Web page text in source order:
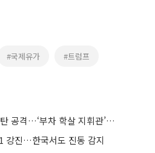
#국제유가 #트럼프
러 모스크바 고급식당 폭탄 공격…‘부차 학살 지휘관’ 노렸나
강진…한국서도 진동 감지